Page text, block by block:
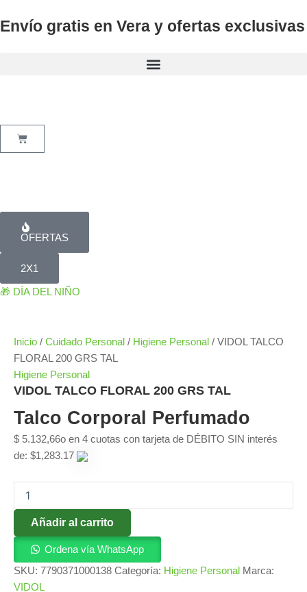
al
Envío gratis en Vera y ofertas exclusivas
Cart
OFERTAS
2X1
🎁 DÍA DEL NIÑO
Inicio / Cuidado Personal / Higiene Personal / VIDOL TALCO
FLORAL 200 GRS TAL
Higiene Personal
VIDOL TALCO FLORAL 200 GRS TAL
Talco Corporal Perfumado
$ 5.132,66o en 4 cuotas con tarjeta de DÉBITO SIN interés
de: $1,283.17
TALCO
FLORAL
Añadir al carrito
Ordena vía WhatsApp
SKU: 7790371000138 Categoría: Higiene Personal Marca:
VIDOL
TALCO
FLORAL